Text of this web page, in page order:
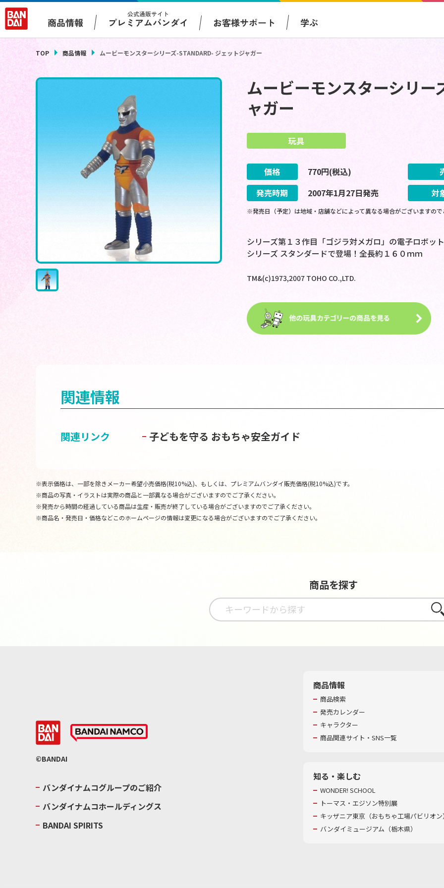
商品情報
公式通販サイト
プレミアムバンダイ お客様サポート 学ぶ
TOP 商品情報 ムービーモンスターシリーズ-STANDARD- ジェットジャガー
ムービーモンスターシリ
ャガー
玩具
価格 770円(税込)
発売時期
2007年1月27日発売 対
※発売日（予定）は地域・店舗などによって異なる場合がございますの
シリーズ第１３作目「ゴジラ対メガロ」の電子ロボッ
シリーズ スタンダードで登場！全長約１６０ｍｍ
TM&(c)1973,2007 TOHO CO.,LTD.
関連情報
関連リンク 子どもを守る おもちゃ安全ガイド
※表示価格は、一部を除きメーカー希望小売価格(税10%込)、もしくは、プレミアムバンダイ販売価格(税10%込)です。
※商品の写真・イラストは実際の商品と一部異なる場合がございますのでご了承ください。
※発売から時間の経過している商品は生産・販売が終了している場合がございますのでご了承ください。
※商品名・発売日・価格などこのホームページの情報は変更になる場合がございますのでご了承ください。
商品を探す
さが
©BANDAI
バンダイナムコグループのご紹介
バンダイナムコホールディングス
BANDAI SPIRITS
商品情報
商品検索
発売カレンダー
キャラクター
商品関連サイト・SNS一覧
知る・楽しむ
WONDER! SCHOOL
トーマス・エジソン特別展
キッザニア東京（おもちゃ工場パビリオ
バンダイミュージアム（栃木県）